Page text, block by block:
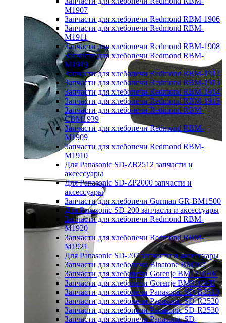
M1907
Запчасти для хлебопечи Redmond RBM-1906
Запчасти для хлебопечи Redmond RBM-
M1911
Запчасти для хлебопечи Redmond RBM-1908
Запчасти для хлебопечи Redmond RBM-
M1919
Запчасти для хлебопечи Redmond RBM-1912
Запчасти для хлебопечи Redmond RBM-1913
Запчасти для хлебопечи Redmond RBM-1914
Запчасти для хлебопечи Redmond RBM-1915
Запчасти для хлебопечи Redmond RBM-
CBM1939
Запчасти для хлебопечи Redmond RBM-
M1909
Запчасти для хлебопечи Redmond RBM-
M1910
Для Panasonic SD-ZB2512 запчасти и
аксессуары
Для Panasonic SD-ZP2000 запчасти и
аксессуары
Запчасти для хлебопечи Gurman GR-BM1500
Для Panasonic SD-200 запчасти и аксессуары
Запчасти для хлебопечи Redmond RBM-
M1920
Запчасти для хлебопечи Redmond RBM-
M1921
Для Panasonic SD-207 запчасти и аксессуары
Запчасти для хлебопечи Binatone BM202
Запчасти для хлебопечи Gorenje BM1210BK
Запчасти для хлебопечи Gorenje BM910WII
Запчасти для хлебопечи Panasonic SD-B2510
Запчасти для хлебопечи Panasonic SD-R2520
Запчасти для хлебопечи Panasonic SD-R2530
Запчасти для хлебопечи Panasonic SD-